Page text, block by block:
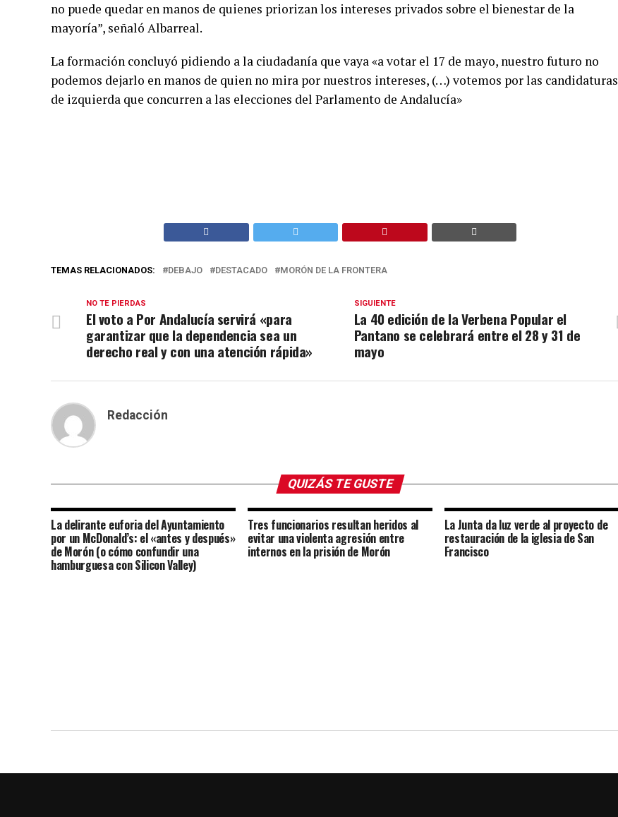
no puede quedar en manos de quienes priorizan los intereses privados sobre el bienestar de la
mayoría”, señaló Albarreal.
La formación concluyó pidiendo a la ciudadanía que vaya «a votar el 17 de mayo, nuestro futuro no
podemos dejarlo en manos de quien no mira por nuestros intereses, (…) votemos por las candidaturas
de izquierda que concurren a las elecciones del Parlamento de Andalucía»
TEMAS RELACIONADOS: DEBAJO DESTACADO MORÓN DE LA FRONTERA
SIGUIENTE
La 40 edición de la Verbena Popular el
Pantano se celebrará entre el 28 y 31 de
mayo
NO TE PIERDAS
El voto a Por Andalucía servirá «para
garantizar que la dependencia sea un
derecho real y con una atención rápida»
Redacción
QUIZÁS TE GUSTE
La delirante euforia del Ayuntamiento
por un McDonald’s: el «antes y después»
de Morón (o cómo confundir una
hamburguesa con Silicon Valley)
Tres funcionarios resultan heridos al
evitar una violenta agresión entre
internos en la prisión de Morón
La Junta da luz verde al proyecto de
restauración de la iglesia de San
Francisco